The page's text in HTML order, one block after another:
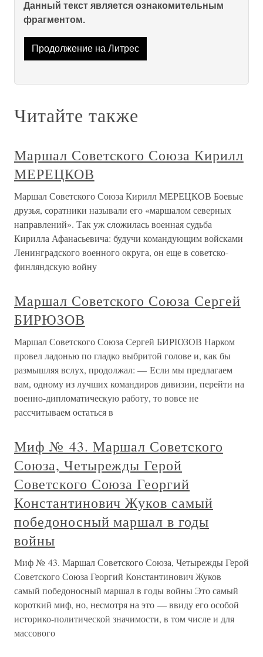
Данный текст является ознакомительным
фрагментом.
Продолжение на Литрес
Читайте также
Маршал Советского Союза Кирилл
МЕРЕЦКОВ
Маршал Советского Союза Кирилл МЕРЕЦКОВ Боевые
друзья, соратники называли его «маршалом северных
направлений». Так уж сложилась военная судьба
Кирилла Афанасьевича: будучи командующим войсками
Ленинградского военного округа, он еще в советско-
финляндскую войну
Маршал Советского Союза Сергей
БИРЮЗОВ
Маршал Советского Союза Сергей БИРЮЗОВ Нарком
провел ладонью по гладко выбритой голове и, как бы
размышляя вслух, продолжал: — Если мы предлагаем
вам, одному из лучших командиров дивизии, перейти на
военно-дипломатическую работу, то вовсе не
рассчитываем остаться в
Миф № 43. Маршал Советского
Союза, Четырежды Герой
Советского Союза Георгий
Константинович Жуков самый
победоносный маршал в годы
войны
Миф № 43. Маршал Советского Союза, Четырежды Герой
Советского Союза Георгий Константинович Жуков
самый победоносный маршал в годы войны Это самый
короткий миф, но, несмотря на это — ввиду его особой
историко-политической значимости, в том числе и для
массового